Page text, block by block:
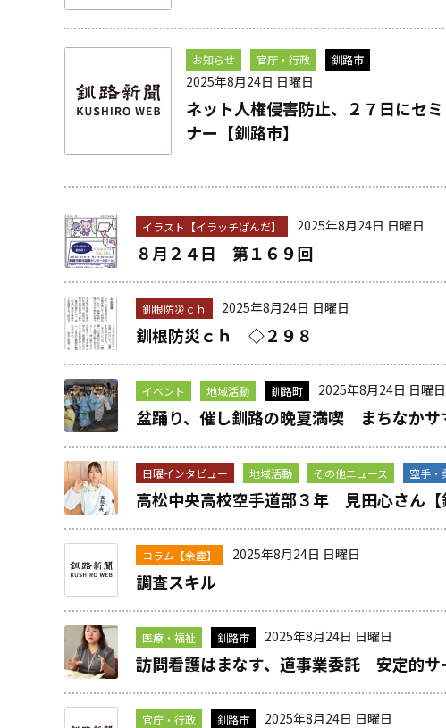
お知らせ 官庁・行政 釧路市
2025年8月24日 日曜日
ネット人権侵害防止、２７日にセミ
ナー【釧路市】
イラスト【イラッチぱんだ】 2025年8月24日 日曜日
８月２４日 第１６９回
釧根防災ｃｈ 2025年8月24日 日曜日
釧根防災ｃｈ ◇２９８
イベント 地域活動 釧路町 2025年8月24日 日曜日
盆踊り、催し釧路の晩夏満喫 まちなかサ
日曜インタビュー 地域活動 その他ニュース 空手・
高松中央高校空手道部３年 見田心さん【
コラム【余塵】 2025年8月24日 日曜日
調査スキル
医療・福祉 釧路市 2025年8月24日 日曜日
訪問看護はまなす、道事業委託 安定的サ
官庁・行政 釧路市 2025年8月24日 日曜日